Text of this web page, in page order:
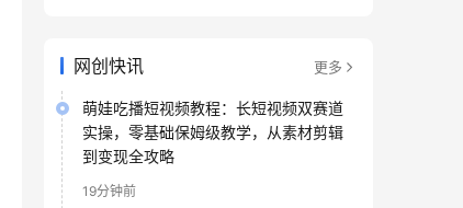
网创快讯 更多
萌娃吃播短视频教程：长短视频双赛道
实操，零基础保姆级教学，从素材剪辑
到变现全攻略
19分钟前